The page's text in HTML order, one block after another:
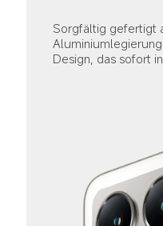
Sorgfältig gefertigt
Design, das sofort